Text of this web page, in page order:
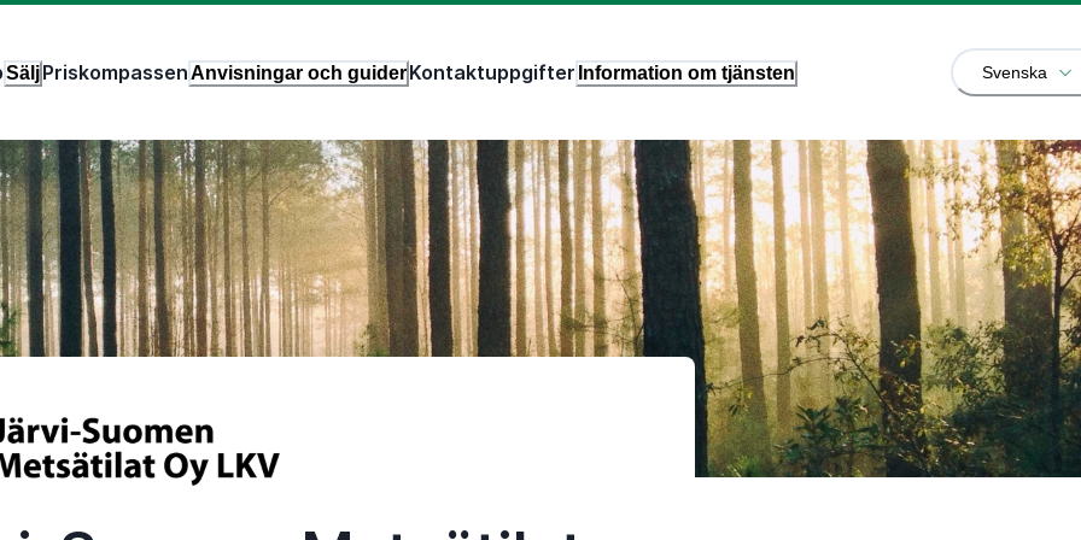
SäljPriskompassenAnvisningar och guiderKontaktuppgifter Information om tjänsten Svenska